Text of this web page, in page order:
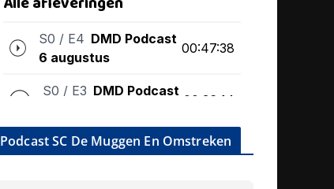
Podcast SC De Muggen En Omstreken